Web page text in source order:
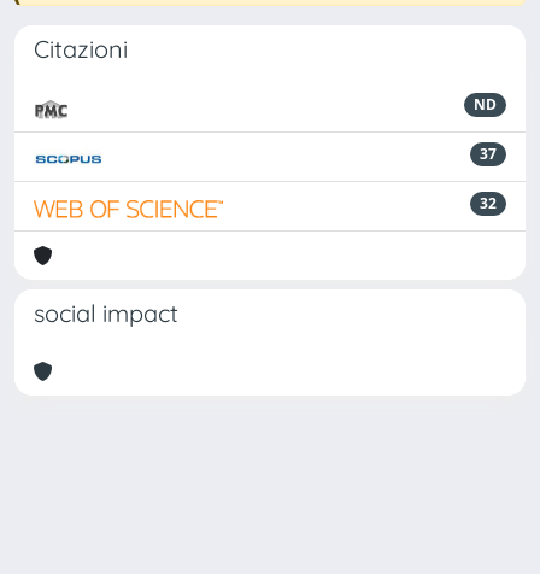
Citazioni
ND
37
32
social impact